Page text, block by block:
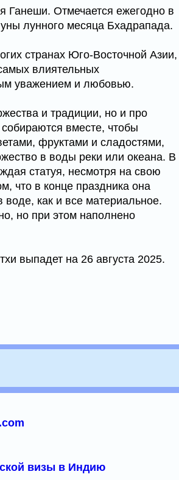
Ганеши. Отмечается ежегодно в
лунного месяца Бхадрапада.
странах Юго-Восточной Азии,
влиятельных
уважением и любовью.
и традиции, но и про
вместе, чтобы
фруктами и сладостями,
в воды реки или океана. В
статуя, несмотря на свою
что в конце праздника она
воде, как и все материальное.
но при этом наполнено
выпадет на 26 августа 2025.
визы в Индию